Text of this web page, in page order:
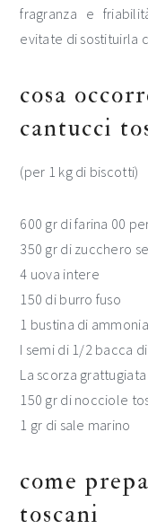
fragranza e
evitate di sostituirla
cosa
cantucci
(per 1 kg di biscotti)
600 gr di farina 00
350 gr di zucchero
4 uova intere
150 di burro fuso
1 bustina di
I semi di 1/2 bacca
La scorza
150 gr di nocciole
1 gr di sale marino
come
toscani